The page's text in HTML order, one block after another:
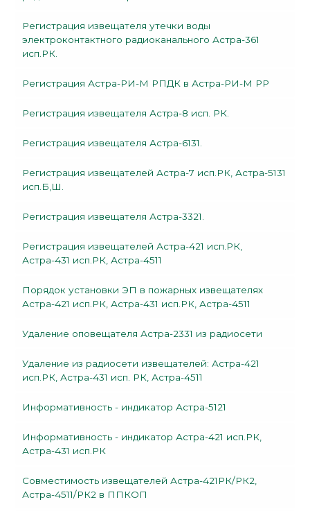
Регистрация извещателя утечки воды
электроконтактного радиоканального Астра-361
исп.РК.
Регистрация Астра-РИ-М РПДК в Астра-РИ-М РР
Регистрация извещателя Астра-8 исп. РК.
Регистрация извещателя Астра-6131.
Регистрация извещателей Астра-7 исп.РК, Астра-5131
исп.Б,Ш.
Регистрация извещателя Астра-3321.
Регистрация извещателей Астра-421 исп.РК,
Астра-431 исп.РК, Астра-4511
Порядок установки ЭП в пожарных извещателях
Астра-421 исп.РК, Астра-431 исп.РК, Астра-4511
Удаление оповещателя Астра-2331 из радиосети
Удаление из радиосети извещателей: Астра-421
исп.РК, Астра-431 исп. РК, Астра-4511
Информативность - индикатор Астра-5121
Информативность - индикатор Астра-421 исп.РК,
Астра-431 исп.РК
Совместимость извещателей Астра-421РК/РК2,
Астра-4511/РК2 в ППКОП